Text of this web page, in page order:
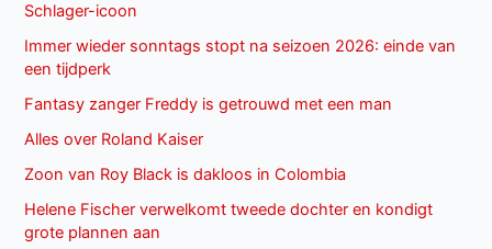
Schlager-icoon
Immer wieder sonntags stopt na seizoen 2026: einde van
een tijdperk
Fantasy zanger Freddy is getrouwd met een man
Alles over Roland Kaiser
Zoon van Roy Black is dakloos in Colombia
Helene Fischer verwelkomt tweede dochter en kondigt
grote plannen aan